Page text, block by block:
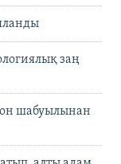
заң
шабуылынан